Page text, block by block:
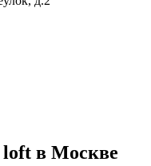
loft в Москве